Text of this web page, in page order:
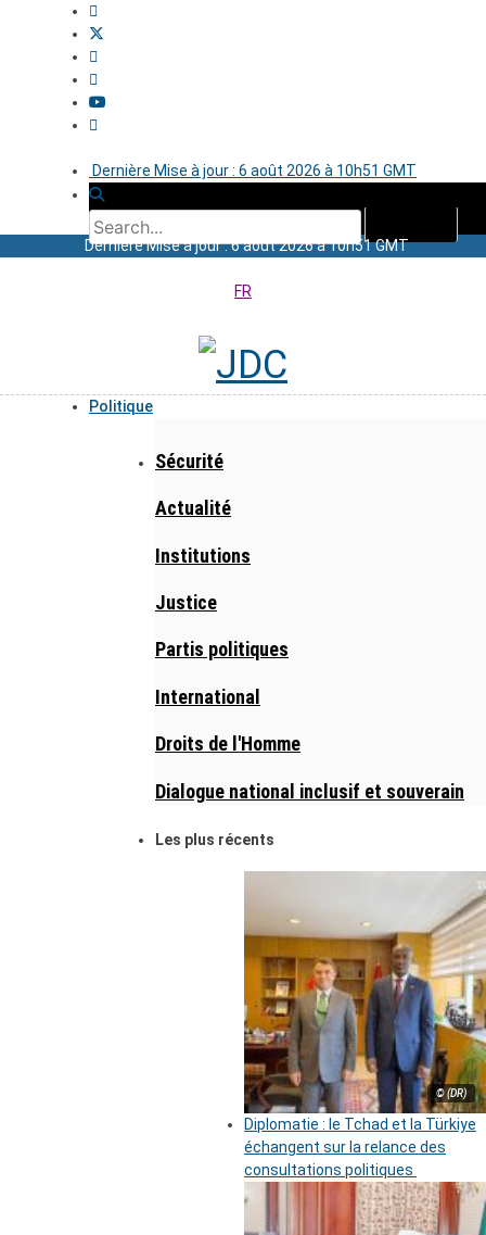
Dernière Mise à jour : 6 août 2026 à 10h51 GMT
Dernière Mise à jour : 6 août 2026 à 10h51 GMT
FR
Politique
Sécurité
Actualité
Institutions
Justice
Partis politiques
International
Droits de l'Homme
Dialogue national inclusif et souverain
Les plus récents
© (DR)
Diplomatie : le Tchad et la Türkiye
échangent sur la relance des
consultations politiques